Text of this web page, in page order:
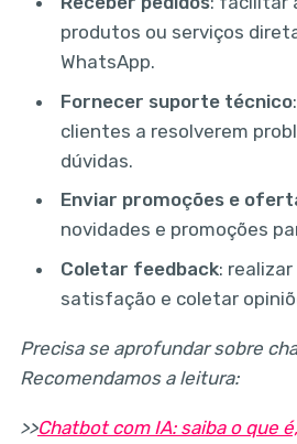
produtos ou serviços
WhatsApp.
Fornecer suporte técnico
clientes a resolverem
dúvidas.
Enviar promoções e
novidades e promoções
Coletar feedback:
satisfação e coletar
Precisa se aprofundar sobre
Recomendamos a leitura:
>>Chatbot com IA: saiba o que